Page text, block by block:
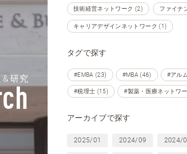
& 研究
技術経営ネットワーク (2) ファイナ
キャリアデザインネットワーク (1)
タグで探す
#EMBA (23) #MBA (46) #アル
#税理士 (15) #製薬・医療ネットワ
アーカイブで探す
2025/01 2024/09 2024/